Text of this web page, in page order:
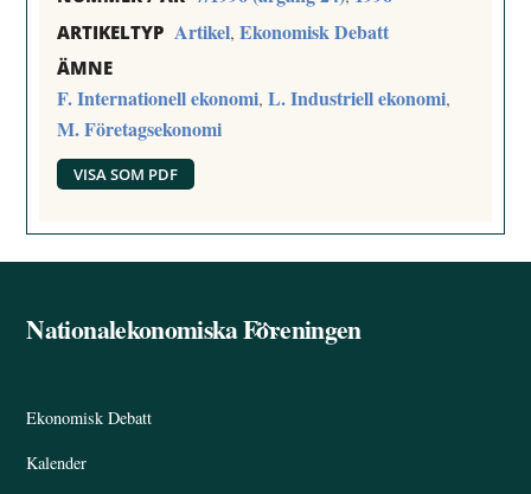
ARTIKELTYP Artikel,Ekonomisk Debatt
ÄMNE
F. Internationell ekonomi,L. Industriell ekonomi,
M. Företagsekonomi
VISA SOM PDF
Back
Nationalekonomiska Föreningen
Ekonomisk Debatt
Kalender